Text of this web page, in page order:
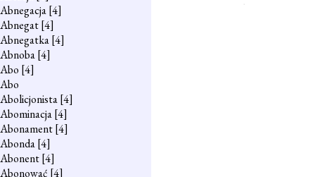
Abnegacja[4]
Abnegat[4]
Abnegatka[4]
Abnoba[4]
Abo [4]
Abo
Abolicjonista[4]
Abominacja[4]
Abonament[4]
Abonda[4]
Abonent[4]
Abonować [4]